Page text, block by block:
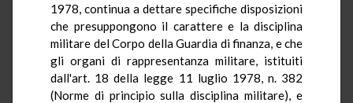
1978, continua a dettare specifiche disposizioni
che presuppongono il carattere e la disciplina
militare del Corpo della Guardia di finanza, e che
gli organi di rappresentanza militare, istituiti
dall'art. 18 della legge 11 luglio 1978, n. 382
(Norme di principio sulla disciplina militare), e